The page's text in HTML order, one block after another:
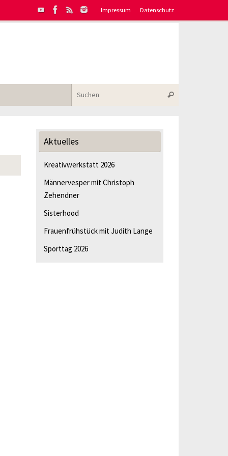
Impressum Datenschutz
Suchen
Aktuelles
Kreativwerkstatt 2026
Männervesper mit Christoph
Zehendner
Sisterhood
Frauenfrühstück mit Judith Lange
Sporttag 2026